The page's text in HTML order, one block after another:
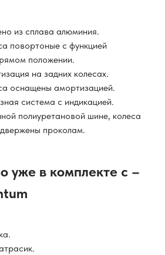
из сплава алюминия.
повортоные с функцией
положении.
на задних колесах.
оснащены амортизацией.
система с индикацией.
полиуретановой шине, колеса
проколам.
уже в комплекте с –